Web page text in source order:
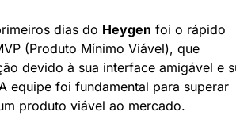
dias do Heygen foi o rápido
(Produto Mínimo Viável), que
devido à sua interface amigável e
equipe foi fundamental para superar
produto viável ao mercado.